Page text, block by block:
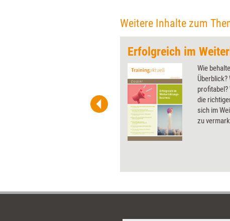
Weitere Inhalte zum
Erfolgreich im
Wie
profitabel?
die
sich im
zu